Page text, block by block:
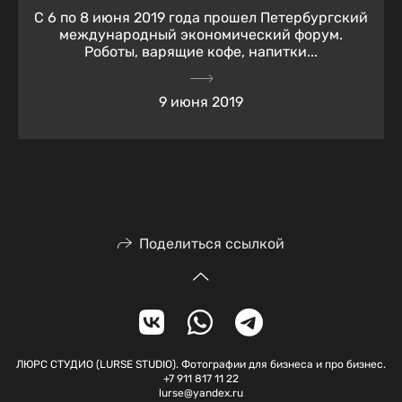
С 6 по 8 июня 2019 года прошел Петербургский
международный экономический форум.
Роботы, варящие кофе, напитки...
9 июня 2019
Поделиться ссылкой
ЛЮРС СТУДИО (LURSE STUDIO). Фотографии для бизнеса и про бизнес.
+7 911 817 11 22
lurse@yandex.ru